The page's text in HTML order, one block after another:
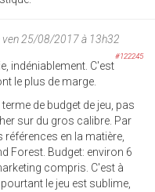
ven 25/08/2017 à 13h32
#122245
indéniablement. C'est
le plus de marge.
de budget de jeu, pas
sur du gros calibre. Par
références en la matière,
Forest. Budget: environ 6
compris. C'est à
le jeu est sublime,